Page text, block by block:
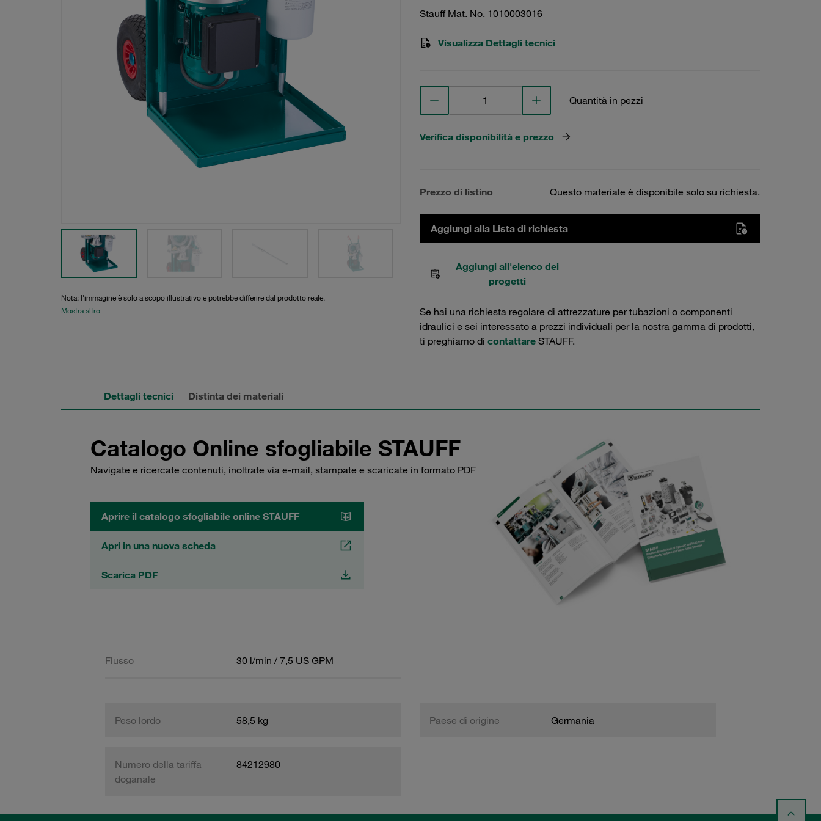
Nota: l'immagine è solo a scopo illustrativo e potrebbe differire dal prodotto reale.
Mostra altro
Stauff Mat. No. 1010003016
Visualizza Dettagli tecnici
Quantità in pezzi
Verifica disponibilità e prezzo
Prezzo di listino Questo materiale è disponibile solo su richiesta.
Aggiungi alla Lista di richiesta
Aggiungi all'elenco dei
progetti
Se hai una richiesta regolare di attrezzature per tubazioni o componenti
idraulici e sei interessato a prezzi individuali per la nostra gamma di prodotti,
ti preghiamo di contattare STAUFF.
Dettagli tecnici Distinta dei materiali
Catalogo Online sfogliabile STAUFF
Navigate e ricercate contenuti, inoltrate via e-mail, stampate e scaricate in formato PDF
Aprire il catalogo sfogliabile online STAUFF
Apri in una nuova scheda
Scarica PDF
Flusso 30 l/min / 7,5 US GPM
Peso lordo 58,5 kg Paese di origine Germania
Numero della tariffa
doganale
84212980